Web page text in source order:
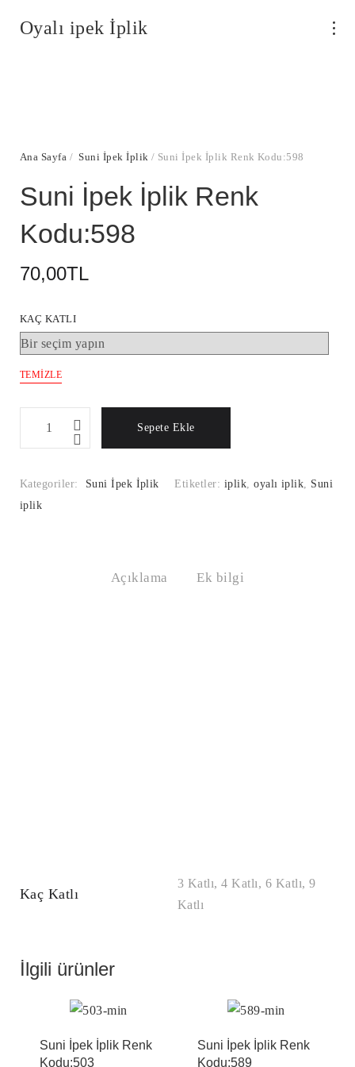
Oyalı ipek İplik
Ana Sayfa / Suni İpek İplik / Suni İpek İplik Renk Kodu:598
Suni İpek İplik Renk
Kodu:598
70,00TL
KAÇ KATLI
TEMIZLE
Renk
Kodu:598
Sepete Ekle
Kategoriler: Suni İpek İplik Etiketler: iplik,oyalı iplik, Suni
iplik
Açıklama Ek bilgi
Kaç Katlı
3 Katlı, 4 Katlı, 6 Katlı, 9
Katlı
İlgili ürünler
Suni İpek İplik Renk
Kodu:503
Suni İpek İplik Renk
Kodu:589